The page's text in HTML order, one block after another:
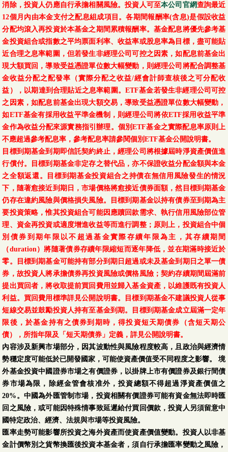
消除，投資人仍應自行承擔相關風險。投資人可至本公司官網查詢最近
12個月內由本金支付之配息組成項目。各期間報酬率(含息)是假設收益
分配均滾入再投資於本基金之期間累積報酬率。基金配息將優先參考基
金投資組合或指數之平均票面利率、收益率或股息率為目標，盡可能貼
近合理之息率範圍，但若發生非經理公司可控之因素，如配息前基金出
現大額買回，導致受益憑證單位數大幅變動，則經理公司將配合調整基
金收益分配之配發率（實際分配之收益/經會計師查核後之可分配收
益），以期達到合理貼近之息率範圍。ETF基金若發生非經理公司可控
之因素，如配息前基金出現大額交易，導致受益憑證單位數大幅變動，
如ETF基金有採用收益平準金機制，則經理公司將依ETF採用收益平準
金作為收益分配來源實務指引辦理。個別ETF基金之實際配息率原則上
不應超過參考配息率，參考配息率請參閱個別ETF基金公開說明書。
目標到期基金到期即信託契約終止，經理公司將根據屆時淨資產價值進
行償付。目標到期基金非定存之替代品，亦不保證收益分配金額與本金
之全額返還。目標到期基金投資組合之持債在無信用風險發生的情況
下，隨著愈接近到期日，市場價格將愈接近債券面額，然目標到期基金
仍存在違約風險與價格損失風險。目標到期基金以持有債券至到期為主
要投資策略，惟其投資組合可能因應贖回款需求、執行信用風險部位管
理、資金再投資或適度增進收益等而進行調整；原則上，投資組合中個
別債券到期年限以不超過基金實際存續年限為主，其存續期間
（duration）將隨著債券存續年限縮短而逐年降低，並在期滿時接近於
零。目標到期基金可能持有部分到期日超過或未及基金到期日之單一債
券，故投資人將承擔債券再投資風險或價格風險；契約存續期間屆滿前
提出買回者，將收取提前買回費用並歸入基金資產，以維護既有投資人
利益。買回費用標準詳見公開說明書。目標到期基金不建議投資人從事
短線交易並鼓勵投資人持有至基金到期。目標到期基金成立屆滿一定年
限後，於基金持有之債券到期時，得投資短天期債券（含短天期公
債），所指年限及「短天期債券」定義，詳見公開說明書。
內容涉及新興市場部分，因其波動性與風險程度較高，且政治與經濟情
勢穩定度可能低於已開發國家，可能使資產價值受不同程度之影響。 境
外基金投資中國證券市場之有價證券，以掛牌上市有價證券及銀行間債
券市場為限，除經金管會核准外，投資總額不得超過淨資產價值之
20%。中國為外匯管制市場，投資相關有價證券可能有資金無法即時匯
回之風險，或可能因特殊情事致延遲給付買回價款，投資人另須留意中
國特定政治、經濟、法規與巿場等投資風險。
匯率走勢可能影響所投資之海外資產而使資產價值變動。投資人以非基
金計價幣別之貨幣換匯後投資本基金者，須自行承擔匯率變動之風險，